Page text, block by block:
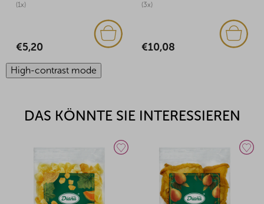
(1x)
€5,20
(3x)
€10,08
High-contrast mode
DAS KÖNNTE SIE INTERESSIEREN